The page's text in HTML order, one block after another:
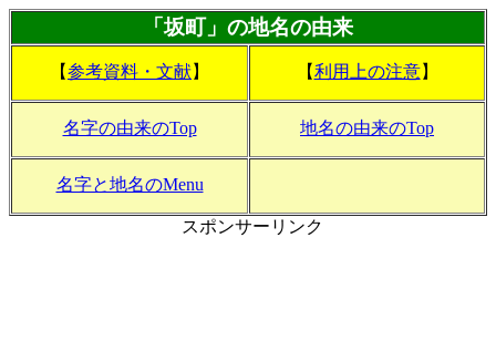
「坂町」の地名の由来
【参考資料・文献】 【利用上の注意】
名字の由来のTop 地名の由来のTop
名字と地名のMenu
スポンサーリンク